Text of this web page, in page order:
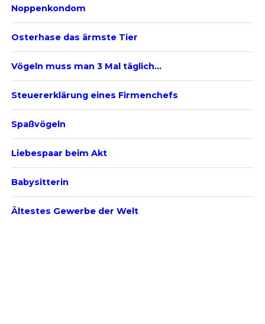
Noppenkondom
Osterhase das ärmste Tier
Vögeln muss man 3 Mal täglich…
Steuererklärung eines Firmenchefs
Spaßvögeln
Liebespaar beim Akt
Babysitterin
Ältestes Gewerbe der Welt